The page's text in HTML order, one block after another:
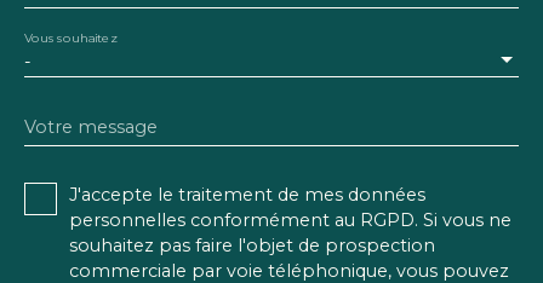
-
Vous souhaitez
Votre message
J'accepte le traitement de mes données
personnelles conformément au RGPD. Si vous ne
souhaitez pas faire l'objet de prospection
commerciale par voie téléphonique, vous pouvez